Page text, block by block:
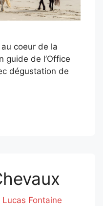
coeur de la
guide de l’Office
dégustation de
Lucas Fontaine